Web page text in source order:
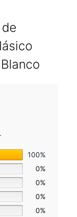
100%
0%
0%
0%
0%